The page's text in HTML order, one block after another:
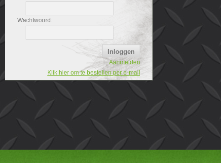
Wachtwoord:
Aanmelden
Klik hier om te bestellen per e-mail